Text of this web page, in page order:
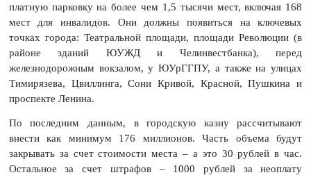
платную парковку на более чем 1,5 тысячи мест, включая 168
мест для инвалидов. Они должны появиться на ключевых
точках города: Театральной площади, площади Революции (в
районе зданий ЮУЖД и Челинвестбанка), перед
железнодорожным вокзалом, у ЮУрГГПУ, а также на улицах
Тимирязева, Цвиллинга, Сони Кривой, Красной, Пушкина и
проспекте Ленина.
По последним данным, в городскую казну рассчитывают
внести как минимум 176 миллионов. Часть объема будут
закрывать за счет стоимости места – а это 30 рублей в час.
Остальное за счет штрафов – 1000 рублей за неоплату